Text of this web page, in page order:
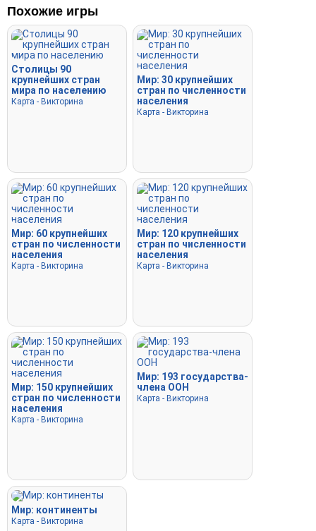
Похожие игры
Столицы 90
крупнейших стран
мира по населению
Карта - Викторина
Мир: 30 крупнейших
стран по численности
населения
Карта - Викторина
Мир: 60 крупнейших
стран по численности
населения
Карта - Викторина
Мир: 120 крупнейших
стран по численности
населения
Карта - Викторина
Мир: 150 крупнейших
стран по численности
населения
Карта - Викторина
Мир: 193 государства-
члена ООН
Карта - Викторина
Мир: континенты
Карта - Викторина